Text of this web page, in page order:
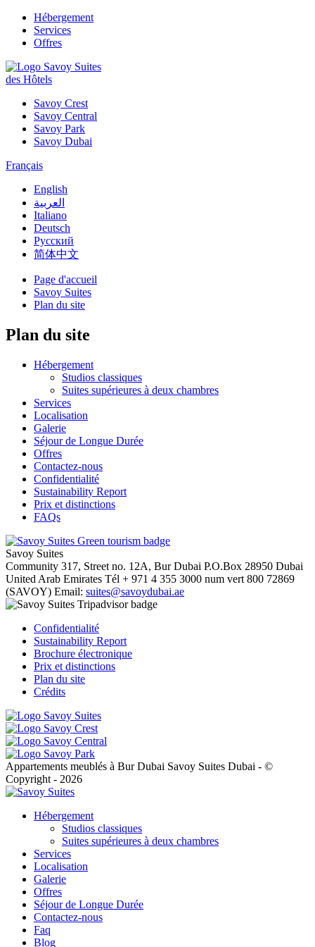
Hébergement
Services
Offres
des Hôtels
Savoy Crest
Savoy Central
Savoy Park
Savoy Dubai
Français
English
العربية
Italiano
Deutsch
Русский
简体中文
Page d'accueil
Savoy Suites
Plan du site
Plan du site
Hébergement
Studios classiques
Suites supérieures à deux chambres
Services
Localisation
Galerie
Séjour de Longue Durée
Offres
Contactez-nous
Confidentialité
Sustainability Report
Prix et distinctions
FAQs
Savoy Suites
Community 317, Street no. 12A, Bur Dubai P.O.Box 28950 Dubai
United Arab Emirates Tél + 971 4 355 3000 num vert 800 72869
(SAVOY) Email: suites@savoydubai.ae
Confidentialité
Sustainability Report
Brochure électronique
Prix et distinctions
Plan du site
Crédits
Appartements meublés à Bur Dubai Savoy Suites Dubai - ©
Copyright - 2026
Hébergement
Studios classiques
Suites supérieures à deux chambres
Services
Localisation
Galerie
Offres
Séjour de Longue Durée
Contactez-nous
Faq
Blog